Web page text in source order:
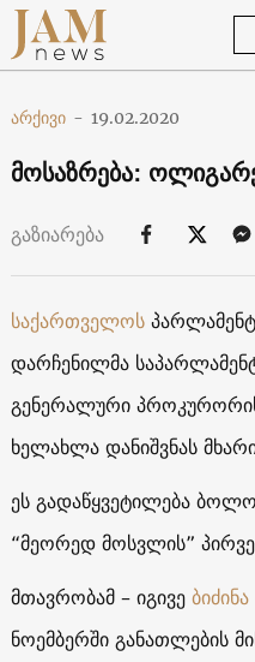
არქივი - 19.02.2020
მოსაზრება:
გაზიარება
საქართველოს
დარჩენილმა
გენერალური
ხელახლა დანიშვნას
ეს გადაწყვეტილება
“მეორედ მოსვლის”
მთავრობამ – იგივე
ნოემბერში განათლების